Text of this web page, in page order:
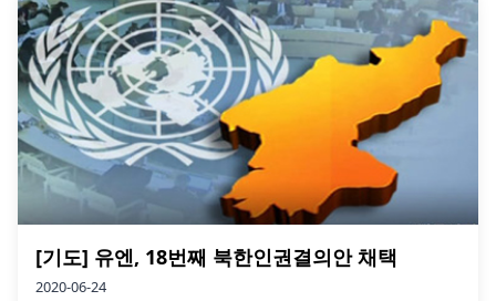
[기도] 유엔, 18번째 북한인권결의안 채택
2020-06-24